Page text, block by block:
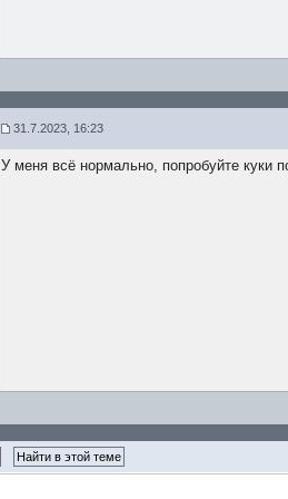
31.7.2023, 16:23
У меня всё нормально, попробуйте куки